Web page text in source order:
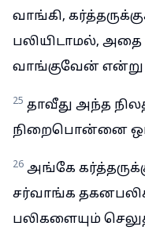
வாங்கி,
பலியிடாமல், அதை
வாங்குவேன்
25 தாவீது அந்த
நிறைபொன்னை
26 அங்கே
சர்வாங்க
பலிகளையும்